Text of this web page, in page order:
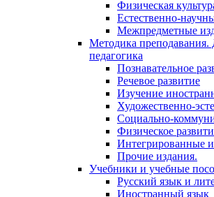
Физическая
Естественно-
Межпредметные
Методика преподавания.
педагогика
Познавательное
Речевое развитие
Изучение
Художественно-
Социально-
Физическое
Интегрированные
Прочие издания.
Учебники и учебные
Русский язык и
Иностранный язык